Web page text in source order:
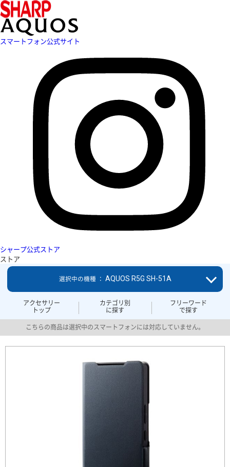
スマートフォン公式サイト
シャープ公式ストア
ストア
アクセサリー
トップ
カテゴリ別
に探す
フリーワード
で探す
選択中の機種 ： AQUOS R5G SH-51A
こちらの商品は選択中のスマートフォンには対応していません。